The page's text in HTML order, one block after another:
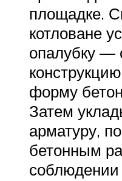
площадке.
котловане
опалубку —
форму
Затем
арматуру,
бетонным
соблюдении